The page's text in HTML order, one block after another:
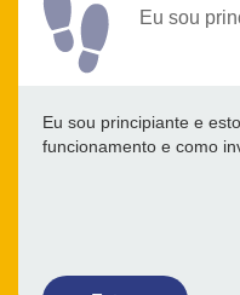
Eu sou
Eu sou principiante e
funcionamento e como